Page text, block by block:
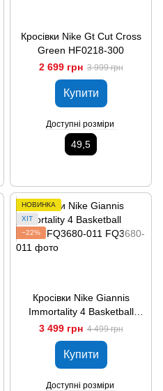
Кросівки Nike Gt Cut Cross
Green HF0218-300
2 699 грн 3 999 грн
Купити
Доступні розміри
49,5
НОВИНКА
ХІТ
−22%
Кросівки Nike Giannis
Immortality 4 Basketball
Shoes FQ3680-011
3 499 грн 4 499 грн
Купити
Доступні розміри